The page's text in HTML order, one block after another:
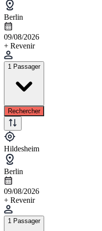
Berlin
09/08/2026
+ Revenir
1 Passager
Rechercher
Hildesheim
Berlin
09/08/2026
+ Revenir
1 Passager